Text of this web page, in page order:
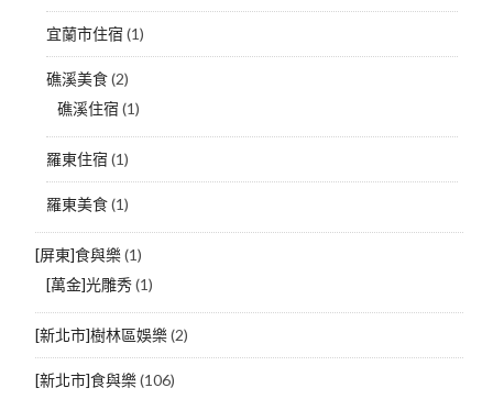
宜蘭市住宿 (1)
礁溪美食(2)
礁溪住宿 (1)
羅東住宿 (1)
羅東美食(1)
[屏東]食與樂(1)
[萬金]光雕秀(1)
[新北市]樹林區娛樂(2)
[新北市]食與樂(106)